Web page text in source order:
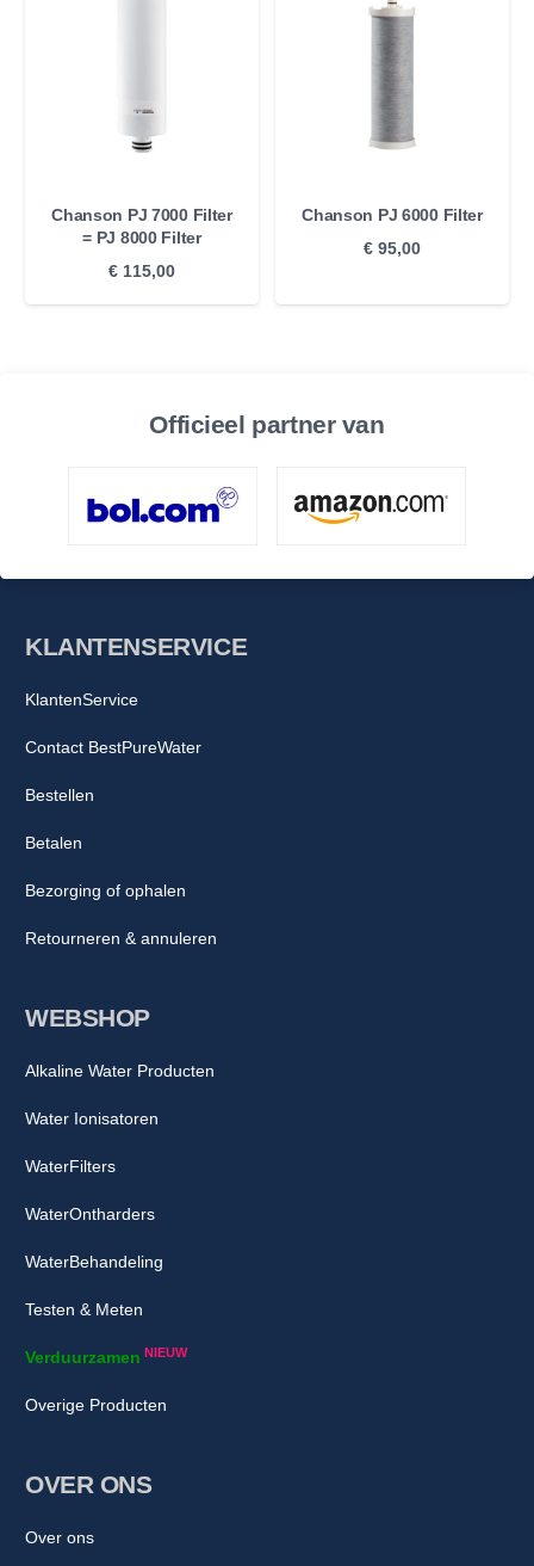
Chanson PJ 7000 Filter
= PJ 8000 Filter
€ 115,00
Chanson PJ 6000 Filter
€ 95,00
Officieel partner van
WEBSHOP
Alkaline Water Producten
Water Ionisatoren
WaterFilters
WaterOntharders
WaterBehandeling
Testen & Meten
Verduurzamen NIEUW
Overige Producten
OVER ONS
Over ons
KLANTENSERVICE
KlantenService
Contact BestPureWater
Bestellen
Betalen
Bezorging of ophalen
Retourneren & annuleren